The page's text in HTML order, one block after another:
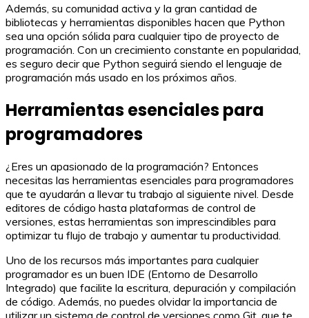
Además, su comunidad activa y la gran cantidad de
bibliotecas y herramientas disponibles hacen que Python
sea una opción sólida para cualquier tipo de proyecto de
programación. Con un crecimiento constante en popularidad,
es seguro decir que Python seguirá siendo el lenguaje de
programación más usado en los próximos años.
Herramientas esenciales para
programadores
¿Eres un apasionado de la programación? Entonces
necesitas las herramientas esenciales para programadores
que te ayudarán a llevar tu trabajo al siguiente nivel. Desde
editores de código hasta plataformas de control de
versiones, estas herramientas son imprescindibles para
optimizar tu flujo de trabajo y aumentar tu productividad.
Uno de los recursos más importantes para cualquier
programador es un buen IDE (Entorno de Desarrollo
Integrado) que facilite la escritura, depuración y compilación
de código. Además, no puedes olvidar la importancia de